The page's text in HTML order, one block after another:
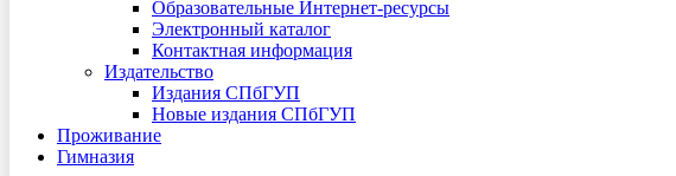
Образовательные Интернет-ресурсы
Электронный каталог
Контактная информация
Издательство
Издания СПбГУП
Новые издания СПбГУП
Проживание
Гимназия